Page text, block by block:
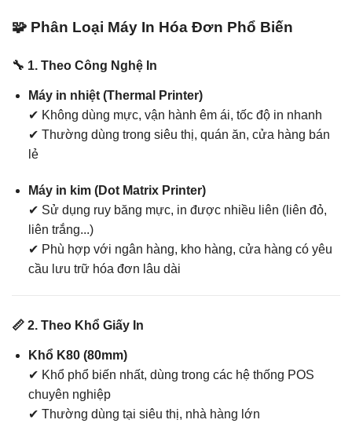
🧩 Phân Loại Máy In Hóa Đơn Phổ Biến
🔧 1. Theo Công Nghệ In
Máy in nhiệt (Thermal Printer)
✔ Không dùng mực, vận hành êm ái, tốc độ in nhanh
✔ Thường dùng trong siêu thị, quán ăn, cửa hàng bán
lẻ
Máy in kim (Dot Matrix Printer)
✔ Sử dụng ruy băng mực, in được nhiều liên (liên đỏ,
liên trắng...)
✔ Phù hợp với ngân hàng, kho hàng, cửa hàng có yêu
cầu lưu trữ hóa đơn lâu dài
📏 2. Theo Khổ Giấy In
Khổ K80 (80mm)
✔ Khổ phổ biến nhất, dùng trong các hệ thống POS
chuyên nghiệp
✔ Thường dùng tại siêu thị, nhà hàng lớn